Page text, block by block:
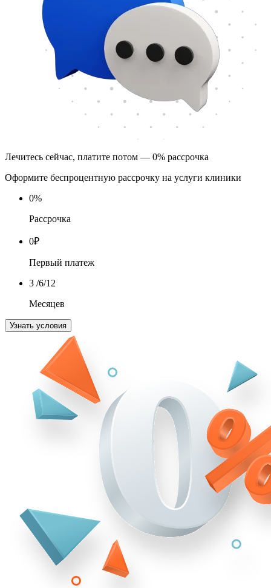
Лечитесь сейчас, платите потом — 0% рассрочка
Оформите беспроцентную рассрочку на услуги клиники
0%
Рассрочка
0₽
Первый платеж
3 /6/12
Месяцев
Узнать условия